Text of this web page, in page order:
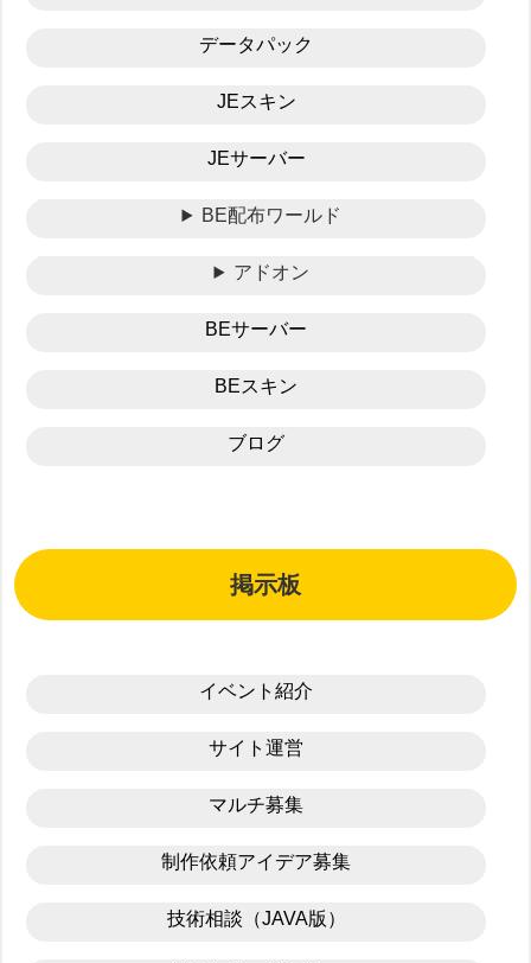
データパック
JEスキン
JEサーバー
BE配布ワールド
アドオン
BEサーバー
BEスキン
ブログ
掲示板
イベント紹介
サイト運営
マルチ募集
制作依頼アイデア募集
技術相談（JAVA版）